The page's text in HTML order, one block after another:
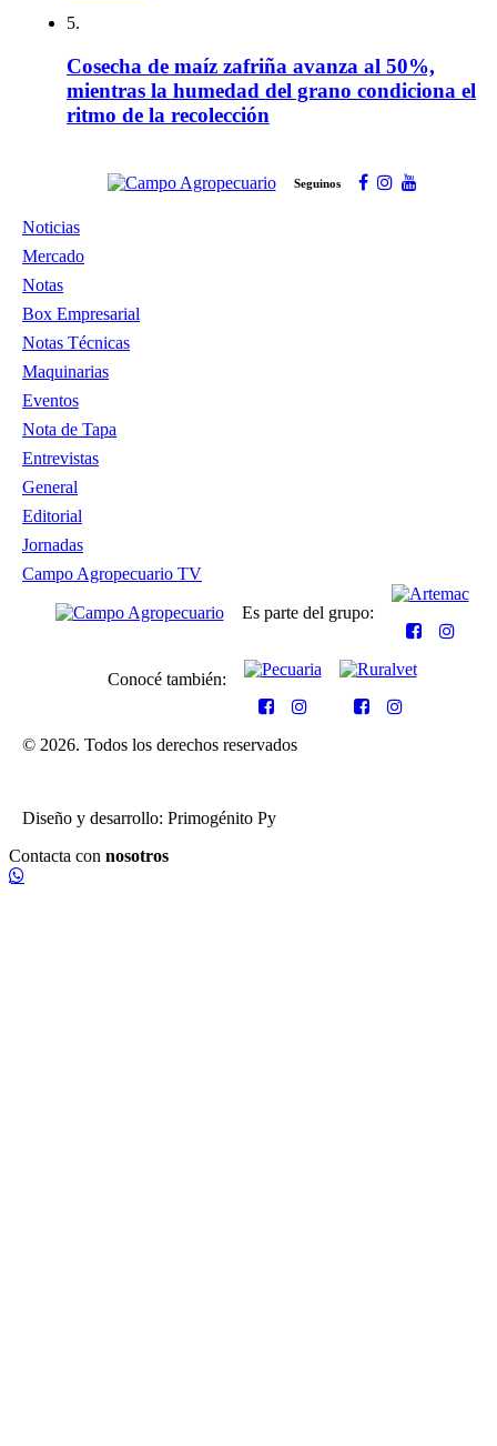
5.
Cosecha de maíz zafriña avanza al 50%,
mientras la humedad del grano condiciona el
ritmo de la recolección
Seguinos
Noticias
Mercado
Notas
Box Empresarial
Notas Técnicas
Maquinarias
Eventos
Nota de Tapa
Entrevistas
General
Editorial
Jornadas
Campo Agropecuario TV
Es parte del grupo:
Conocé también:
© 2026. Todos los derechos reservados
Diseño y desarrollo: Primogénito Py
Contacta con nosotros